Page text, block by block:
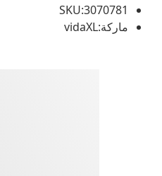
SKU:3070781
ماركة:vidaXL